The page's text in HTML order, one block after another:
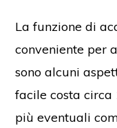
La funzione di
conveniente per
sono alcuni
facile costa circa
più eventuali